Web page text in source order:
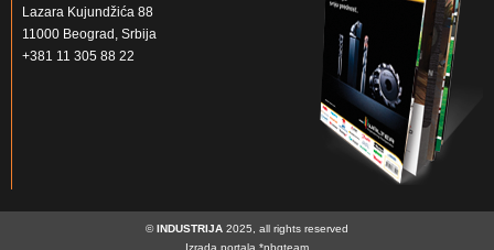
Lazara Kujundžića 88
11000 Beograd, Srbija
+381 11 305 88 22
©INDUSTRIJA 2025, all rights reserved
Izrada portala *nbgteam